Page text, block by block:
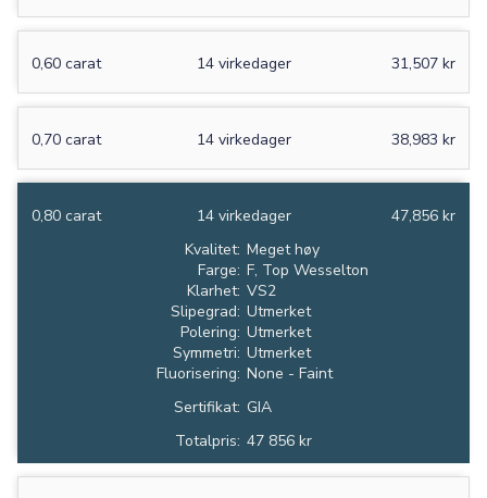
0,60 carat 31,507 kr
14 virkedager
0,70 carat 38,983 kr
14 virkedager
0,80 carat 47,856 kr
14 virkedager
Kvalitet: Meget høy
Farge: F, Top Wesselton
Klarhet: VS2
Slipegrad: Utmerket
Polering: Utmerket
Symmetri: Utmerket
Fluorisering: None - Faint
Sertifikat: GIA
Totalpris: 47 856 kr